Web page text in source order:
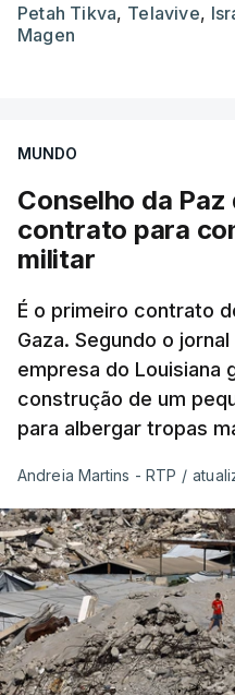
Petah Tikva, Telavive,
Magen
MUNDO
Conselho da
contrato para
militar
É o primeiro contrato
Gaza. Segundo o
empresa do Louisiana
construção de um
para albergar tropas
Andreia Martins - RTP /